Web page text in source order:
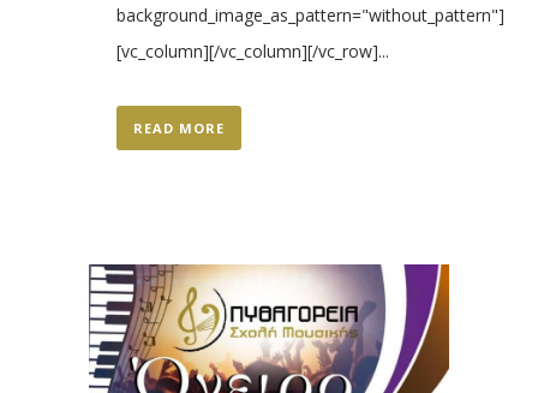
background_image_as_pattern="without_pattern"]
[vc_column][/vc_column][/vc_row]...
READ MORE